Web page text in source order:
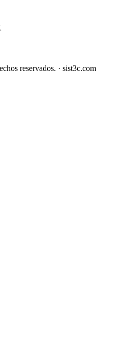
reservados. · sist3c.com